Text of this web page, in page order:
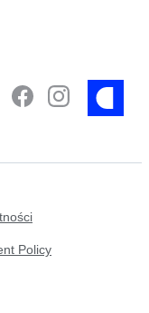
Policy